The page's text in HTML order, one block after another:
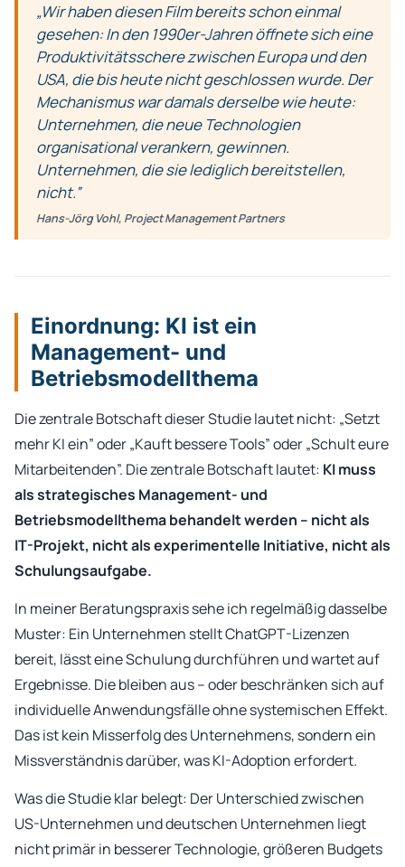
„Wir haben diesen Film bereits schon einmal
gesehen: In den 1990er-Jahren öffnete sich eine
Produktivitätsschere zwischen Europa und den
USA, die bis heute nicht geschlossen wurde. Der
Mechanismus war damals derselbe wie heute:
Unternehmen, die neue Technologien
organisational verankern, gewinnen.
Unternehmen, die sie lediglich bereitstellen,
nicht.”
Hans-Jörg Vohl, Project Management Partners
Einordnung: KI ist ein
Management- und
Betriebsmodellthema
Die zentrale Botschaft dieser Studie lautet nicht: „Setzt
mehr KI ein” oder „Kauft bessere Tools” oder „Schult eure
Mitarbeitenden”. Die zentrale Botschaft lautet: KI muss
als strategisches Management- und
Betriebsmodellthema behandelt werden – nicht als
IT-Projekt, nicht als experimentelle Initiative, nicht als
Schulungsaufgabe.
In meiner Beratungspraxis sehe ich regelmäßig dasselbe
Muster: Ein Unternehmen stellt ChatGPT-Lizenzen
bereit, lässt eine Schulung durchführen und wartet auf
Ergebnisse. Die bleiben aus – oder beschränken sich auf
individuelle Anwendungsfälle ohne systemischen Effekt.
Das ist kein Misserfolg des Unternehmens, sondern ein
Missverständnis darüber, was KI-Adoption erfordert.
Was die Studie klar belegt: Der Unterschied zwischen
US-Unternehmen und deutschen Unternehmen liegt
nicht primär in besserer Technologie, größeren Budgets